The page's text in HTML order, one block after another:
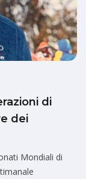
di
dei
Mondiali di